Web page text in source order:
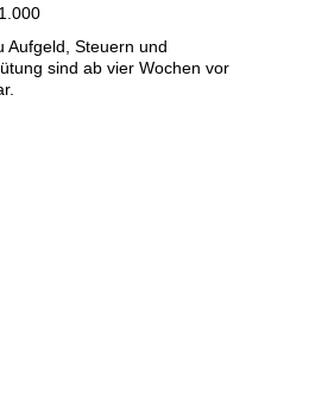
Aufgeld, Steuern und
sind ab vier Wochen vor